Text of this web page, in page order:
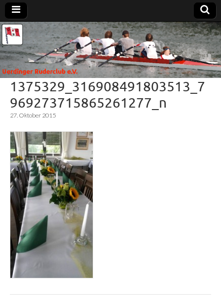
Uerdinger
Ruderclub
e.V.
Rudern in
Krefeld-
Uerdingen
1375329_316908491803513_7
969273715865261277_n
27. Oktober 2015